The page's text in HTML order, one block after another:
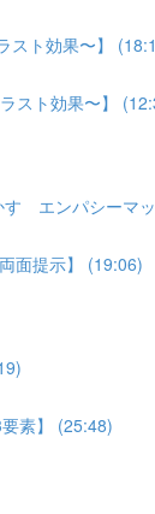
スト効果〜】
スト効果〜】
す エンパシーマ
面提示】 (19:06)
素】 (25:48)